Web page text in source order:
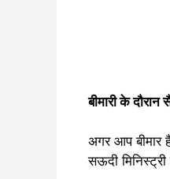
बीमारी के
अगर आप बीमार
सऊदी